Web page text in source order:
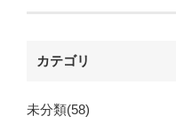
カテゴリ
未分類(58)